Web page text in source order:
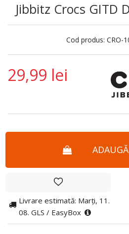
Jibbitz Crocs GITD
Cod produs: CRO-
29,99 lei
Livrare estimată: Marți, 11.
08. GLS / EasyBox